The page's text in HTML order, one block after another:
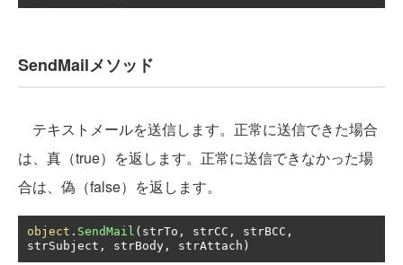
SendMailメソッド
テキストメールを送信します。正常に送信できた場合
は、真（true）を返します。正常に送信できなかった場
合は、偽（false）を返します。
object . SendMail ( strTo , strCC , strBCC ,
strSubject , strBody , strAttach )